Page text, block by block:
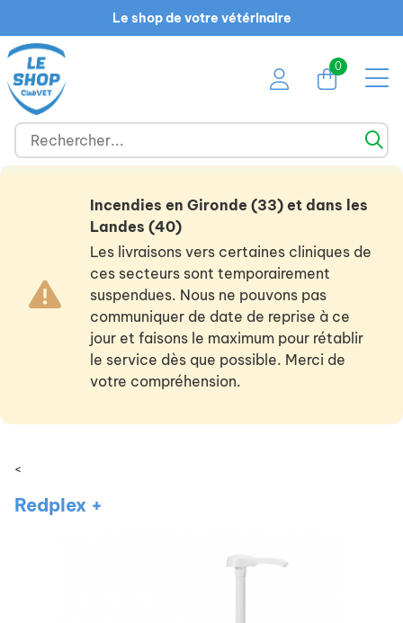
Le shop de votre vétérinaire
0
Incendies en Gironde (33) et dans les
Landes (40)
Les livraisons vers certaines cliniques de
ces secteurs sont temporairement
suspendues. Nous ne pouvons pas
communiquer de date de reprise à ce
jour et faisons le maximum pour rétablir
le service dès que possible. Merci de
votre compréhension.
<
Redplex +